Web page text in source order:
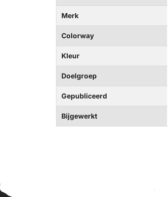
Merk
Colorway
Kleur
Doelgroep
Gepubliceerd
Bijgewerkt